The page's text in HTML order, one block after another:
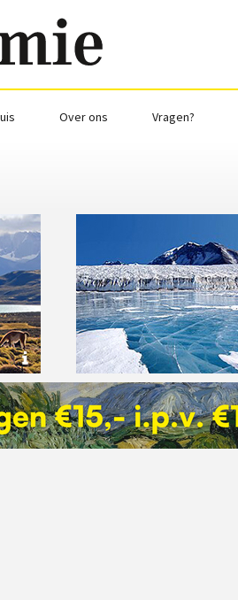
Over ons Vragen?